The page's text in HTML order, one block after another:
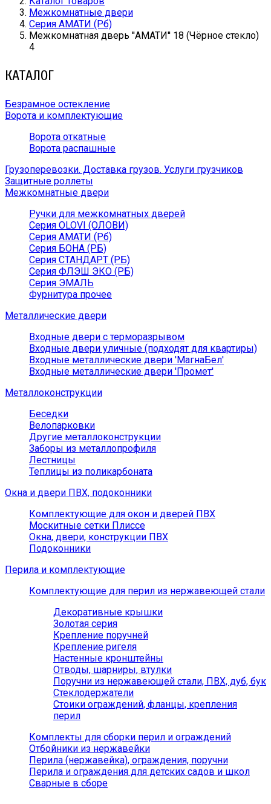
Межкомнатные двери
Серия АМАТИ (Рб)
Межкомнатная дверь ''АМАТИ'' 18 (Чёрное стекло)
4
КАТАЛОГ
Безрамное остекление
Ворота и комплектующие
Ворота откатные
Ворота распашные
Грузоперевозки. Доставка грузов. Услуги грузчиков
Защитные роллеты
Межкомнатные двери
Ручки для межкомнатных дверей
Серия OLOVI (ОЛОВИ)
Серия АМАТИ (Рб)
Серия БОНА (РБ)
Серия СТАНДАРТ (РБ)
Серия ФЛЭШ ЭКО (РБ)
Серия ЭМАЛЬ
Фурнитура прочее
Металлические двери
Входные двери с терморазрывом
Входные двери уличные (подходят для квартиры)
Входные металлические двери 'МагнаБел'
Входные металлические двери 'Промет'
Металлоконструкции
Беседки
Велопарковки
Другие металлоконструкции
Заборы из металлопрофиля
Лестницы
Теплицы из поликарбоната
Окна и двери ПВХ, подоконники
Комплектующие для окон и дверей ПВХ
Москитные сетки Плиссе
Окна, двери, конструкции ПВХ
Подоконники
Перила и комплектующие
Комплектующие для перил из нержавеющей стали
Декоративные крышки
Золотая серия
Крепление поручней
Крепление ригеля
Настенные кронштейны
Отводы, шарниры, втулки
Поручни из нержавеющей стали, ПВХ, дуб, бук
Стеклодержатели
Стоики ограждений, фланцы, крепления
перил
Комплекты для сборки перил и ограждений
Отбойники из нержавейки
Перила (нержавейка), ограждения, поручни
Перила и ограждения для детских садов и школ
Сварные в сборе